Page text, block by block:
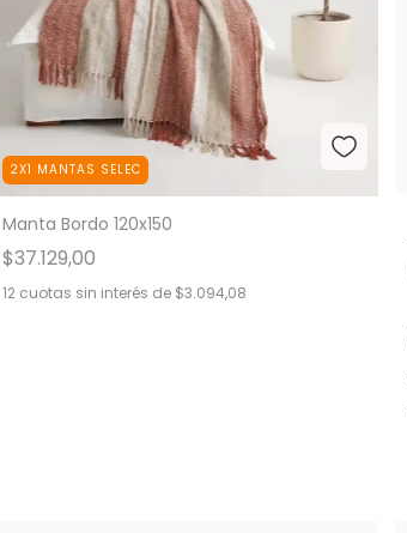
2X1 MANTAS SELEC
Manta Bordo 120x150
$37.129,00
12 cuotas sin interés de $3.094,08